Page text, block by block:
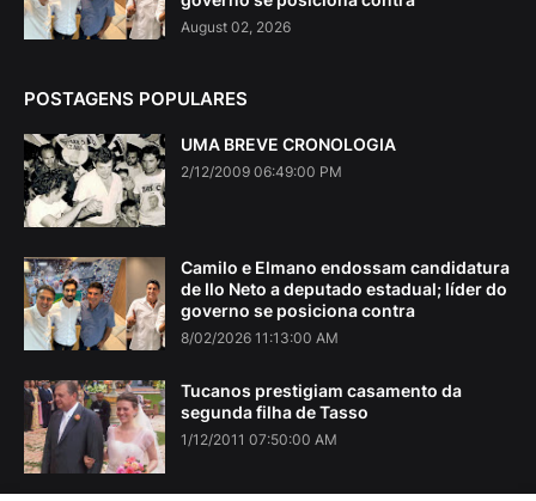
August 02, 2026
POSTAGENS POPULARES
UMA BREVE CRONOLOGIA
2/12/2009 06:49:00 PM
Camilo e Elmano endossam candidatura
de Ilo Neto a deputado estadual; líder do
governo se posiciona contra
8/02/2026 11:13:00 AM
Tucanos prestigiam casamento da
segunda filha de Tasso
1/12/2011 07:50:00 AM